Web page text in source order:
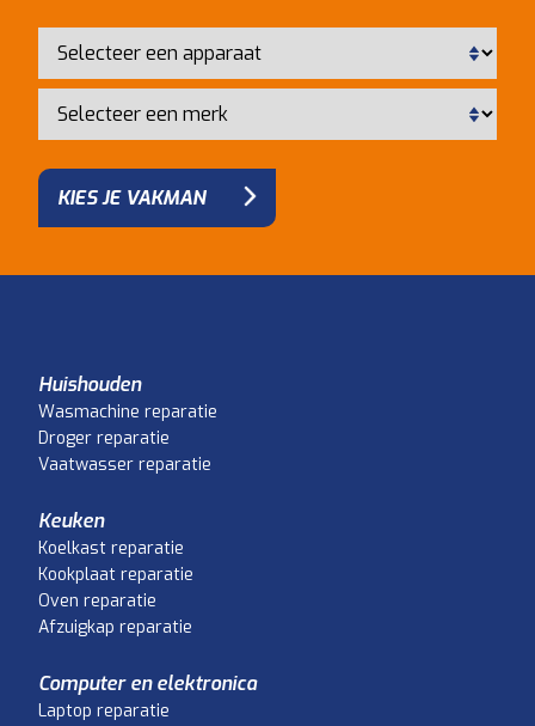
KIES JE VAKMAN
Huishouden
Wasmachine reparatie
Droger reparatie
Vaatwasser reparatie
Keuken
Koelkast reparatie
Kookplaat reparatie
Oven reparatie
Afzuigkap reparatie
Computer en elektronica
Laptop reparatie